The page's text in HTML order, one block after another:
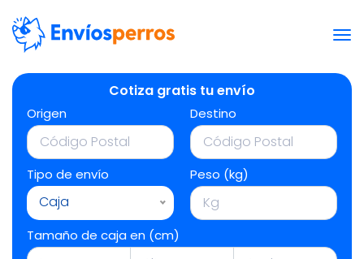
Cotiza gratis tu envío
Origen Destino
Tipo de envío
Caja
Peso (kg)
Tamaño de caja en (cm)